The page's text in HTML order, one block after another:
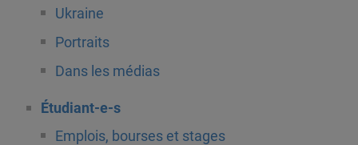
Ukraine
Portraits
Dans les médias
Étudiant-e-s
Emplois, bourses et stages